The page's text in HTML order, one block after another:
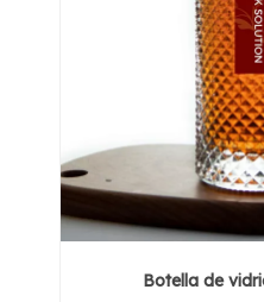
Botella de